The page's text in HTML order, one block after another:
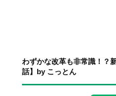
わずかな改革も非常識！？
話】by こっとん